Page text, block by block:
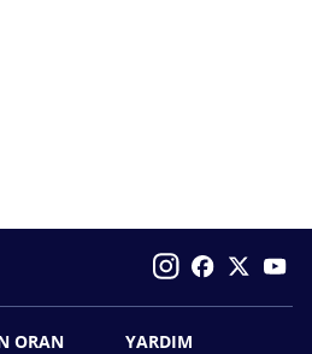
ORAN
YARDIM